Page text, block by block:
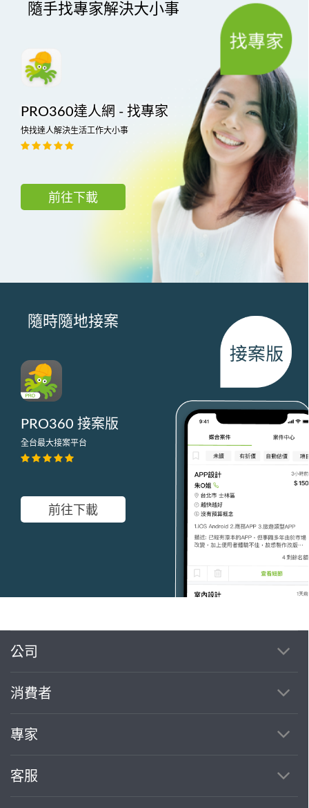
隨手找專家解決大小事
PRO360達人網 - 找專家
快找達人解決生活工作大小事
前往下載
隨時隨地接案
PRO360 接案版
全台最大接案平台
前往下載
公司
消費者
專家
客服
繼續完成